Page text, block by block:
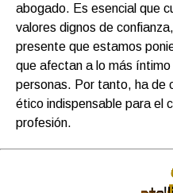
abogado. Es esencial que
valores dignos de
presente que estamos
que afectan a lo más
personas. Por tanto, ha de
ético indispensable para el
profesión.